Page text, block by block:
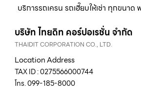
บริการรถเครน รถเฮี๊ยบให้เช่า ทุกขนา
บริษัท ไทยดิท คอร์ปอเรชั่น จำกัด
THAIDIT CORPORATION CO., LTD.
Location Address
TAX ID : 0275566000744
โทร. 099-185-8000